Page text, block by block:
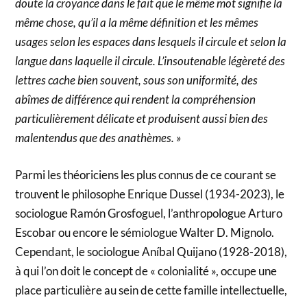
doute la croyance dans le fait que le même mot signifie la
même chose, qu’il a la même définition et les mêmes
usages selon les espaces dans lesquels il circule et selon la
langue dans laquelle il circule. L’insoutenable légèreté des
lettres cache bien souvent, sous son uniformité, des
abîmes de différence qui rendent la compréhension
particulièrement délicate et produisent aussi bien des
malentendus que des anathèmes. »
Parmi les théoriciens les plus connus de ce courant se
trouvent le philosophe Enrique Dussel (1934-2023), le
sociologue Ramón Grosfoguel, l’anthropologue Arturo
Escobar ou encore le sémiologue Walter D. Mignolo.
Cependant, le sociologue Aníbal Quijano (1928-2018),
à qui l’on doit le concept de « colonialité », occupe une
place particulière au sein de cette famille intellectuelle,